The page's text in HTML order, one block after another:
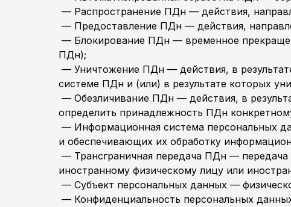
— Распространение ПДн — действия,
— Предоставление ПДн — действия,
— Блокирование ПДн — временное
ПДн);
— Уничтожение ПДн — действия, в
системе ПДн и (или) в результате которых
— Обезличивание ПДн — действия, в
определить принадлежность ПДн
— Информационная система персональных
и обеспечивающих их обработку
— Трансграничная передача ПДн — передача
иностранному физическому лицу или
— Субъект персональных данных —
— Конфиденциальность персональных